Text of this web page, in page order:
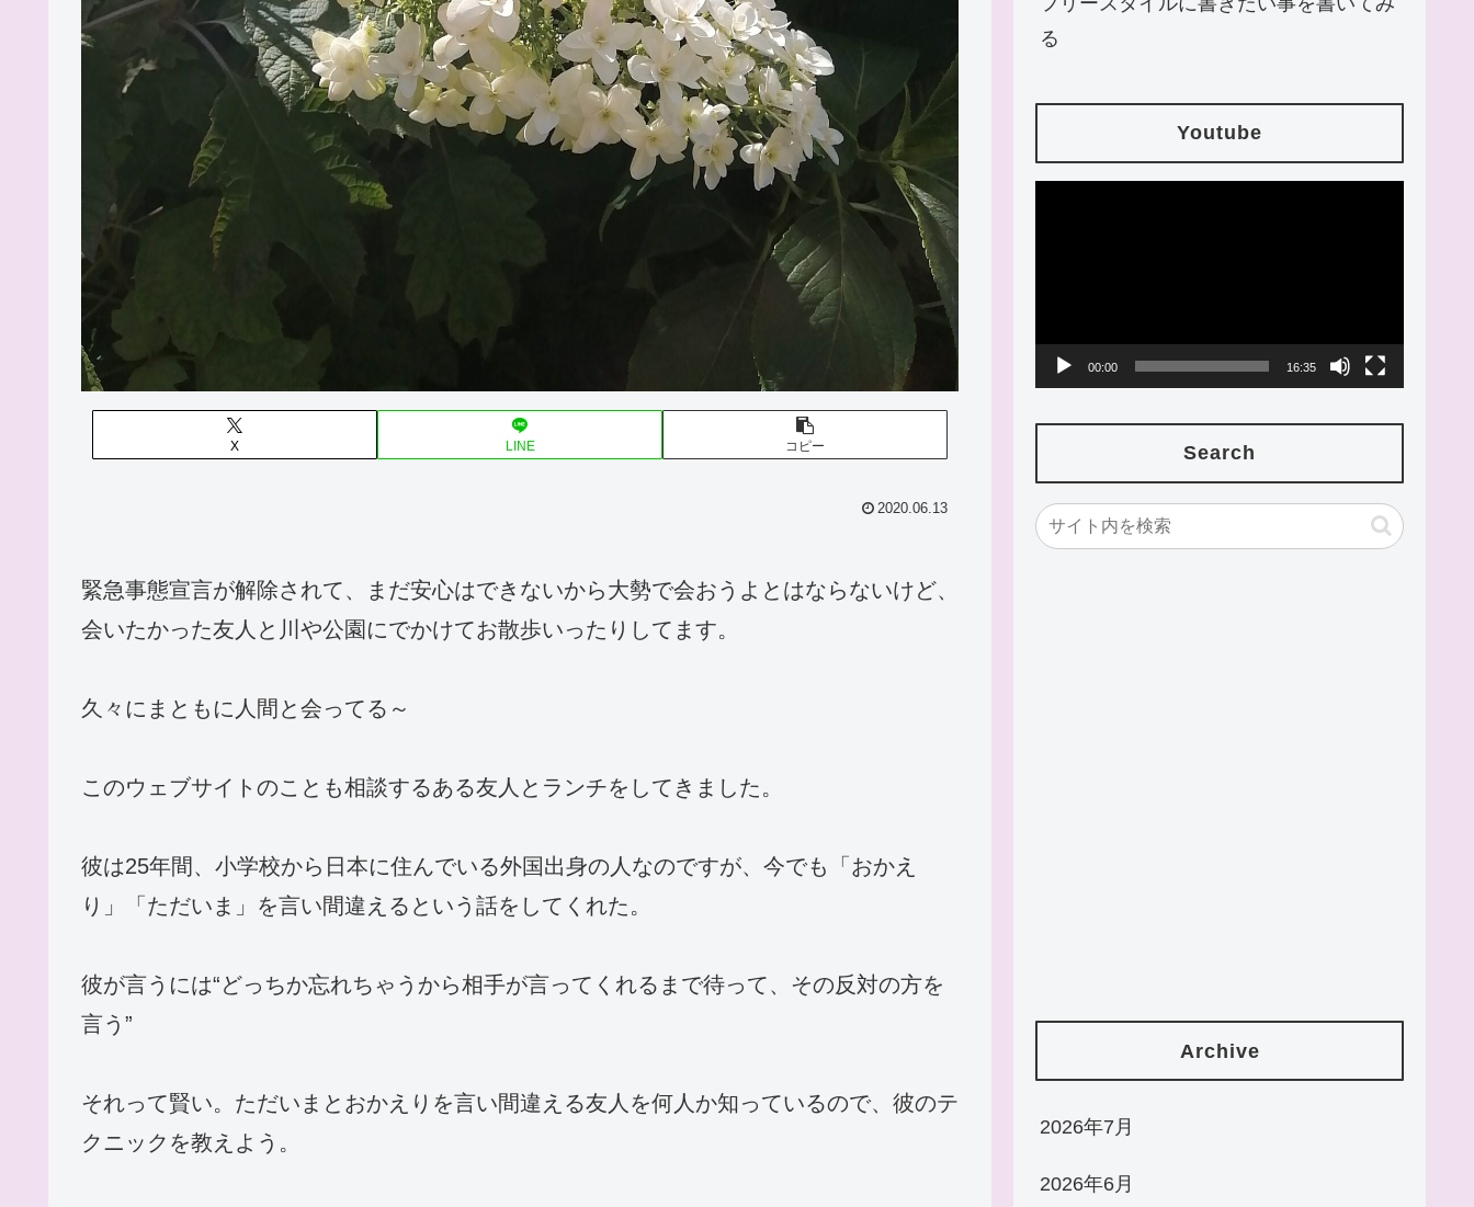
X LINE コピー
2020.06.13
緊急事態宣言が解除されて、まだ安心はできないから大勢で会おうよとはならないけど、
会いたかった友人と川や公園にでかけてお散歩いったりしてます。
久々にまともに人間と会ってる～
このウェブサイトのことも相談するある友人とランチをしてきました。
彼は25年間、小学校から日本に住んでいる外国出身の人なのですが、今でも「おかえ
り」「ただいま」を言い間違えるという話をしてくれた。
彼が言うには“どっちか忘れちゃうから相手が言ってくれるまで待って、その反対の方を
言う”
それって賢い。ただいまとおかえりを言い間違える友人を何人か知っているので、彼のテ
クニックを教えよう。
る
Youtube
00:00 16:35
Search
Archive
2026年7月
2026年6月